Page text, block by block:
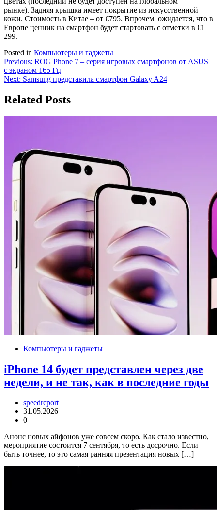
рынке). Задняя крышка имеет покрытие из искусственной
кожи. Стоимость в Китае – от €795. Впрочем, ожидается, что в
Европе ценник на смартфон будет стартовать с отметки в €1
299.
Posted in Компьютеры и гаджеты
Навигация
по
Previous: ROG Phone 7 – серия игровых смартфонов от ASUS
с экраном 165 Гц
Next: Samsung представила смартфон Galaxy A24
Related Posts
Компьютеры и гаджеты
iPhone 14 будет представлен через две
недели, и не так, как в последние годы
speedreport
31.05.2026
0
Анонс новых айфонов уже совсем скоро. Как стало известно,
мероприятие состоится 7 сентября, то есть досрочно. Если
быть точнее, то это самая ранняя презентация новых […]